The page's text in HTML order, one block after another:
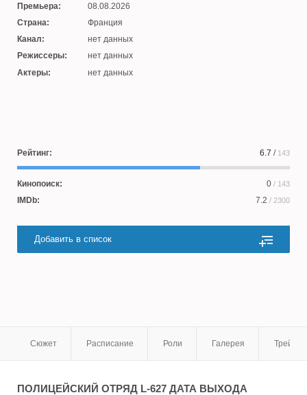
Премьера:
08.08.2026
Страна:
Франция
Канал:
нет данных
Режиссеры:
нет данных
Актеры:
нет данных
Рейтинг: 6.7 / 143
Кинопоиск: 0 / 143
IMDb: 7.2 / 2300
Добавить в список
Сюжет Расписание Роли Галерея
ПОЛИЦЕЙСКИЙ ОТРЯД L-627ДАТА ВЫХОДА